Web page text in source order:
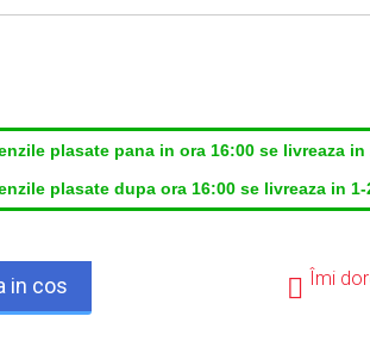
plasate pana in ora 16:00 se livreaza
plasate dupa ora 16:00 se livreaza in 1-
Îmi